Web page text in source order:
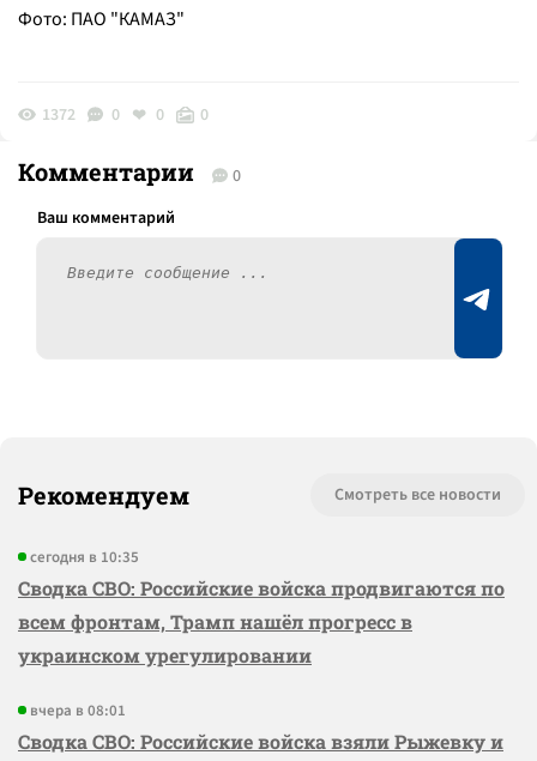
Фото: ПАО "КАМАЗ"
1372 0 0 0
Комментарии 0
Рекомендуем Смотреть все новости
сегодня в 10:35
Сводка СВО: Российские войска продвигаются по
всем фронтам, Трамп нашёл прогресс в
украинском урегулировании
вчера в 08:01
Сводка СВО: Российские войска взяли Рыжевку и